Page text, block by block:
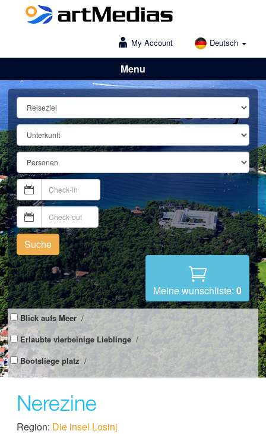
My Account Deutsch
Menu
Lošinj
Suche
Meine wunschliste: 0
Blick aufs Meer /
Erlaubte vierbeinige Lieblinge /
Bootsliege platz/
Nerezine
Region: Die insel Losinj